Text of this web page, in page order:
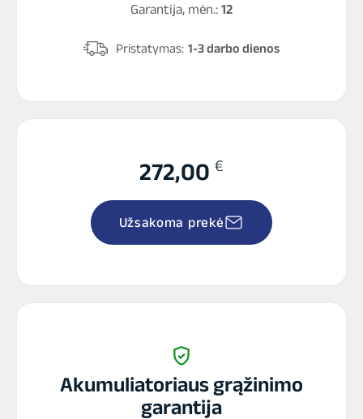
Garantija, mėn.: 12
Pristatymas: 1-3 darbo dienos
272,00 €
Užsakoma prekė
Akumuliatoriaus grąžinimo
garantija